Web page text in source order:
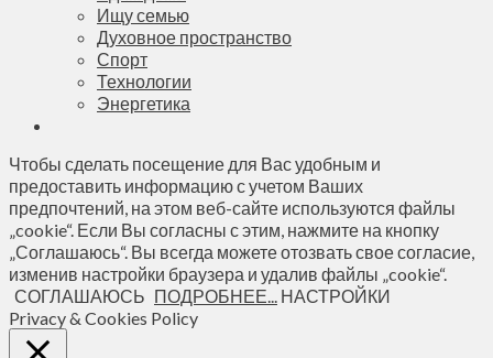
Ищу семью
Духовное пространство
Спорт
Технологии
Энергетика
Чтобы сделать посещение для Вас удобным и
предоставить информацию с учетом Ваших
предпочтений, на этом веб-сайте используются файлы
„cookie“. Если Вы согласны с этим, нажмите на кнопку
„Соглашаюсь“. Вы всегда можете отозвать свое согласие,
изменив настройки браузера и удалив файлы „cookie“.
СОГЛАШАЮСЬ ПОДРОБНЕЕ... НАСТРОЙКИ
Privacy & Cookies Policy